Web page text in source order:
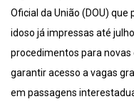
Oficial da União (DOU)
idoso já impressas até
procedimentos para
garantir acesso a vagas
em passagens